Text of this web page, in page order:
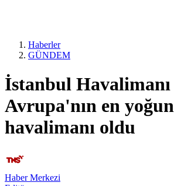
Haberler
GÜNDEM
İstanbul Havalimanı
Avrupa'nın en yoğun
havalimanı oldu
Haber Merkezi